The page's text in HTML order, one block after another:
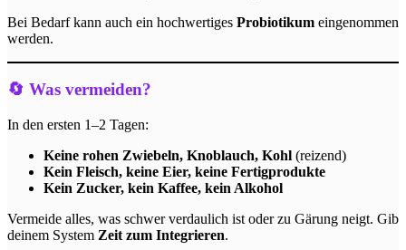
Bei Bedarf kann auch ein hochwertiges Probiotikum eingenommen
werden.
🔄 Was vermeiden?
In den ersten 1–2 Tagen:
Keine rohen Zwiebeln, Knoblauch, Kohl (reizend)
Kein Fleisch, keine Eier, keine Fertigprodukte
Kein Zucker, kein Kaffee, kein Alkohol
Vermeide alles, was schwer verdaulich ist oder zu Gärung neigt. Gib
deinem System Zeit zum Integrieren.